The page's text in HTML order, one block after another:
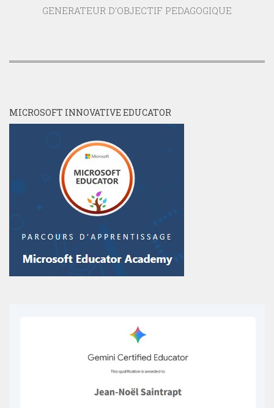
GENERATEUR D'OBJECTIF PEDAGOGIQUE
MICROSOFT INNOVATIVE EDUCATOR